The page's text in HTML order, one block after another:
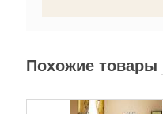
Похожие товары